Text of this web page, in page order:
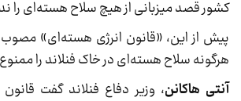
کشور قصد میزبانی از هیچ سلاح هسته‌ای را
هرگونه سلاح هسته‌ای در خاک فنلاند را
آنتی هاکانن